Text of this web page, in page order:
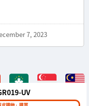
7, 2023
UV
皮購物」購買